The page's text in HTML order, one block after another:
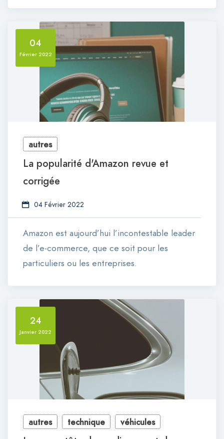
04
Février 2022
autres
La popularité d'Amazon revue et
corrigée
04 Février 2022
Amazon est aujourd’hui l’incontestable leader
de l’e-commerce, que ce soit pour les
particuliers ou les entreprises.
24
Janvier 2022
autres technique véhicules